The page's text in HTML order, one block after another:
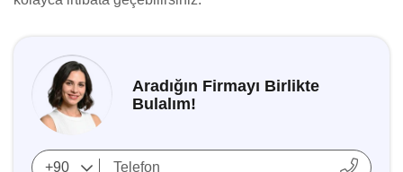
Aradığın Firmayı Birlikte
Bulalım!